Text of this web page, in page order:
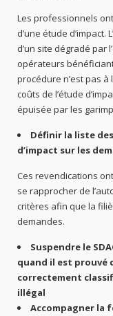
Les professionnels
d’une étude
d’un site dégradé par
opérateurs
procédure n’est pas
coûts de l’étude
épuisée par les
Définir la liste
d’impact sur les
Ces revendications
se rapprocher de
critères afin que la
demandes.
Suspendre le
quand il est prouvé
correctement
illégal
Accompagner la